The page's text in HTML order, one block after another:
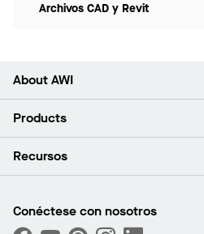
Archivos CAD y Revit
About AWI
Acerca de nosotros
Sala de prensa
¿Cuáles son mis opciones de compra?
Products
Plafones
Capacidades personalizadas
Recursos
Buscar un distribuidor
Conéctese con nosotros